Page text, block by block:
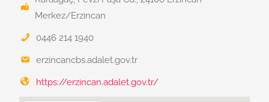
Merkez/Erzincan
0446 214 1940
erzincancbs.adalet.gov.tr
https://erzincan.adalet.gov.tr/